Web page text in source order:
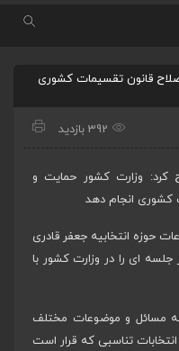
قانون تقسیمات کشوری
392 بازدید
کرد: وزارت کشور حمایت و
کشوری انجام دهد
حوزه انتخابیه جعفر قادری
جلسه ای را در وزارت کشور با
به مسائل و موضوعات مختلف
تناسبی که قرار است